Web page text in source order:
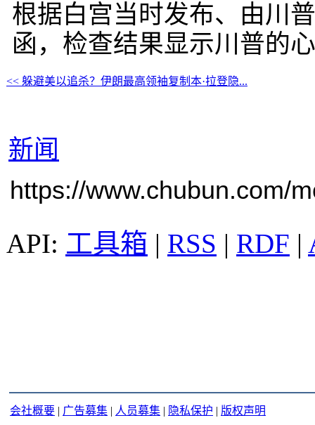
根据白宫当时发布、由川
函，检查结果显示川普的
<< 躲避美以追杀？伊朗最高领袖复制本·拉登隐...
新闻
https://www.chubun.com/
工具箱 | RSS | RDF |
会社概要 | 广告募集 | 人员募集 | 隐私保护 | 版权声明